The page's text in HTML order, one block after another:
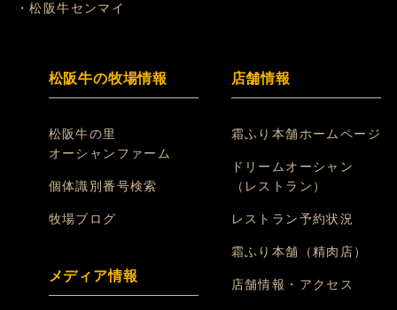
・松阪牛センマイ
松阪牛の牧場情報
松阪牛の里
オーシャンファーム
個体識別番号検索
牧場ブログ
メディア情報
店舗情報
霜ふり本舗ホームページ
ドリームオーシャン
（レストラン）
レストラン予約状況
霜ふり本舗（精肉店）
店舗情報・アクセス